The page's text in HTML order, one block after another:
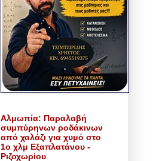
Αλμωπία: Παραλαβή
συμπύρηνων ροδάκινων
από χαλάζι για χυμό στο
1ο χλμ Εξαπλατάνου -
Ριζοχωρίου